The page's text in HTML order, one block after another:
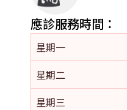
應診服務時間：
星期一
星期二
星期三